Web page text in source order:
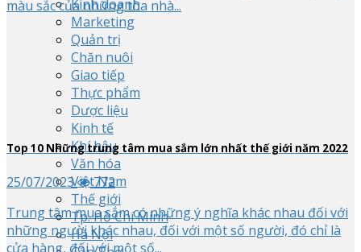
Kinh doanh
Marketing
Quản trị
Chăn nuôi
Giao tiếp
Thực phẩm
Dược liệu
Kinh tế
Khí hậu
Văn hóa
Việt Nam
Thế giới
Tp. Hồ Chí Minh
Hà Nội
màu sắc của những tòa nhà...
Top 10 Những trung tâm mua sắm lớn nhất thế giới năm 2022
25/07/2023
772
Trung tâm mua sắm có những ý nghĩa khác nhau đối với
những người khác nhau, đối với một số người, đó chỉ là
cửa hàng, đối với một số...